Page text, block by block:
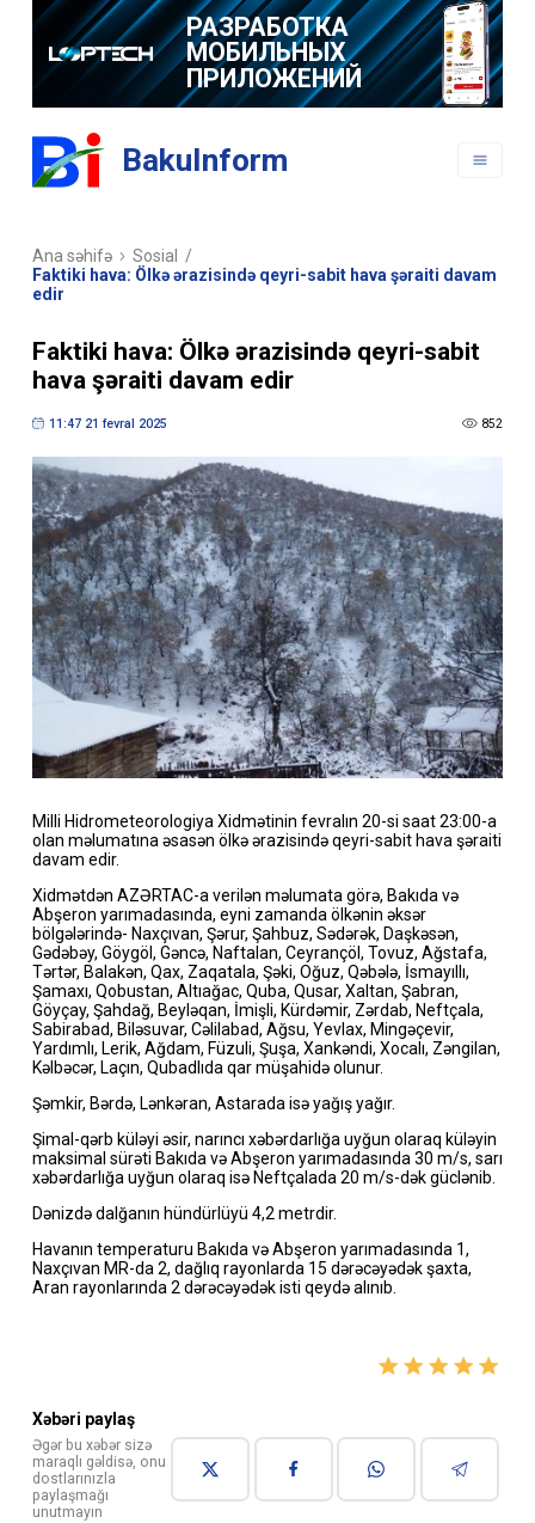
BakuInform
Ana səhifə Sosial
/
Faktiki hava: Ölkə ərazisində qeyri-sabit hava şəraiti davam
edir
Faktiki hava: Ölkə ərazisində qeyri-sabit
hava şəraiti davam edir
11:47 21 fevral 2025 852
Milli Hidrometeorologiya Xidmətinin fevralın 20-si saat 23:00-a
olan məlumatına əsasən ölkə ərazisində qeyri-sabit hava şəraiti
davam edir.
Xidmətdən AZƏRTAC-a verilən məlumata görə, Bakıda və
Abşeron yarımadasında, eyni zamanda ölkənin əksər
bölgələrində- Naxçıvan, Şərur, Şahbuz, Sədərək, Daşkəsən,
Gədəbəy, Göygöl, Gəncə, Naftalan, Ceyrançöl, Tovuz, Ağstafa,
Tərtər, Balakən, Qax, Zaqatala, Şəki, Oğuz, Qəbələ, İsmayıllı,
Şamaxı, Qobustan, Altıağac, Quba, Qusar, Xaltan, Şabran,
Göyçay, Şahdağ, Beyləqan, İmişli, Kürdəmir, Zərdab, Neftçala,
Sabirabad, Biləsuvar, Cəlilabad, Ağsu, Yevlax, Mingəçevir,
Yardımlı, Lerik, Ağdam, Füzuli, Şuşa, Xankəndi, Xocalı, Zəngilan,
Kəlbəcər, Laçın, Qubadlıda qar müşahidə olunur.
Şəmkir, Bərdə, Lənkəran, Astarada isə yağış yağır.
Şimal-qərb küləyi əsir, narıncı xəbərdarlığa uyğun olaraq küləyin
maksimal sürəti Bakıda və Abşeron yarımadasında 30 m/s, sarı
xəbərdarlığa uyğun olaraq isə Neftçalada 20 m/s-dək güclənib.
Dənizdə dalğanın hündürlüyü 4,2 metrdir.
Havanın temperaturu Bakıda və Abşeron yarımadasında 1,
Naxçıvan MR-da 2, dağlıq rayonlarda 15 dərəcəyədək şaxta,
Aran rayonlarında 2 dərəcəyədək isti qeydə alınıb.
Xəbəri paylaş
Əgər bu xəbər sizə
maraqlı gəldisə, onu
dostlarınızla
paylaşmağı
unutmayın